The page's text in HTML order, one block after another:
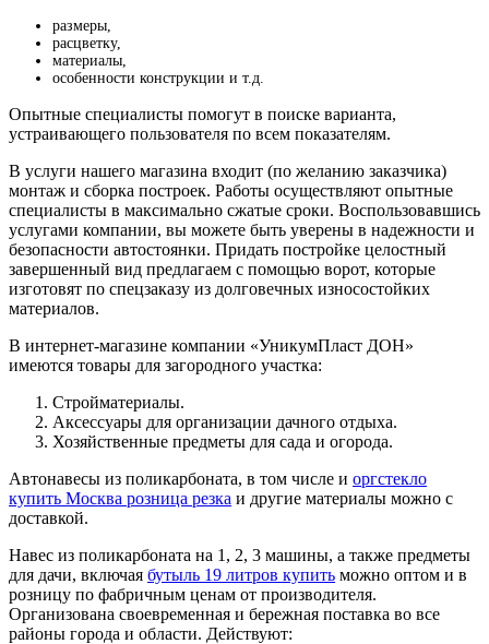
размеры,
расцветку,
материалы,
особенности конструкции и т.д.
Опытные специалисты помогут в поиске варианта,
устраивающего пользователя по всем показателям.
В услуги нашего магазина входит (по желанию заказчика)
монтаж и сборка построек. Работы осуществляют опытные
специалисты в максимально сжатые сроки. Воспользовавшись
услугами компании, вы можете быть уверены в надежности и
безопасности автостоянки. Придать постройке целостный
завершенный вид предлагаем с помощью ворот, которые
изготовят по спецзаказу из долговечных износостойких
материалов.
В интернет-магазине компании «УникумПласт ДОН»
имеются товары для загородного участка:
Стройматериалы.
Аксессуары для организации дачного отдыха.
Хозяйственные предметы для сада и огорода.
Автонавесы из поликарбоната, в том числе и оргстекло
купить Москва розница резка и другие материалы можно с
доставкой.
Навес из поликарбоната на 1, 2, 3 машины, а также предметы
для дачи, включая бутыль 19 литров купить можно оптом и в
розницу по фабричным ценам от производителя.
Организована своевременная и бережная поставка во все
районы города и области. Действуют: